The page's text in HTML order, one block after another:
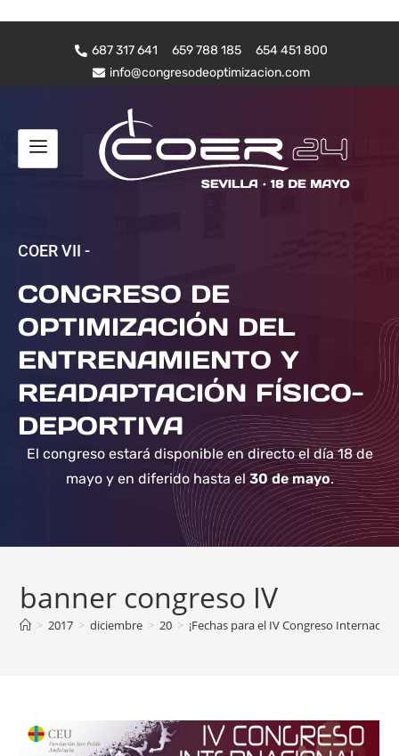
687 317 641 659 788 185
654 451 800
info@congresodeoptimizacion.com
COER VII -
CONGRESO DE
OPTIMIZACIÓN DEL
ENTRENAMIENTO Y
READAPTACIÓN FÍSICO-
DEPORTIVA
El congreso estará disponible en directo el día 18 de
mayo y en diferido hasta el30 de mayo.
banner congreso IV
> 2017 > diciembre > 20 > ¡Fechas para el IV Congreso